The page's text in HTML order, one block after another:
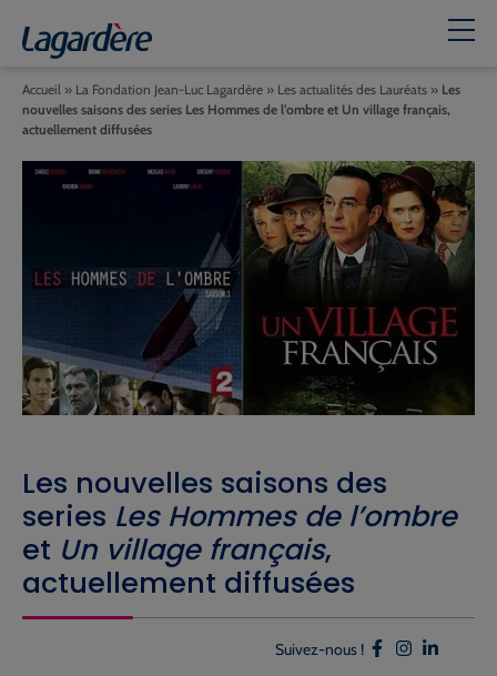
Les nouvelles saisons des
series Les Hommes de l’ombre
et Un village français,
actuellement diffusées
Accueil » La Fondation Jean-Luc Lagardère » Les actualités des Lauréats » Les
nouvelles saisons des series Les Hommes de l’ombre et Un village français,
actuellement diffusées
Suivez-nous !